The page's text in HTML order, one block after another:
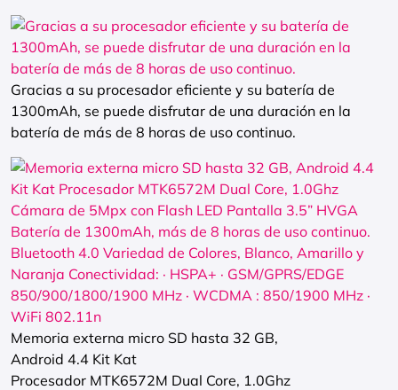
Gracias a su procesador eficiente y su batería de
1300mAh, se puede disfrutar de una duración en la
batería de más de 8 horas de uso continuo.
Memoria externa micro SD hasta 32 GB,
Android 4.4 Kit Kat
Procesador MTK6572M Dual Core, 1.0Ghz